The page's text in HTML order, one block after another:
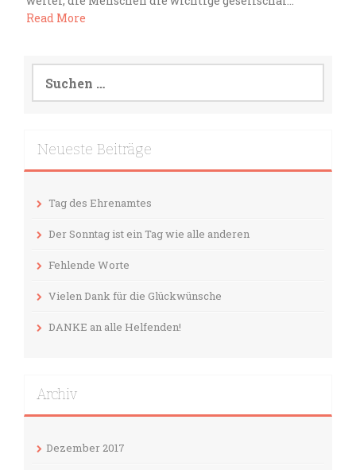
Read More
Suchen
nach:
Neueste Beiträge
Tag des Ehrenamtes
Der Sonntag ist ein Tag wie alle anderen
Fehlende Worte
Vielen Dank für die Glückwünsche
DANKE an alle Helfenden!
Archiv
Dezember 2017